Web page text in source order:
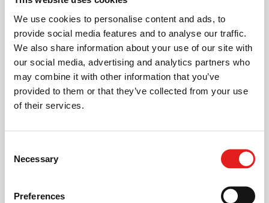
We use cookies to personalise content and ads, to
provide social media features and to analyse our traffic.
We also share information about your use of our site with
our social media, advertising and analytics partners who
may combine it with other information that you’ve
provided to them or that they’ve collected from your use
of their services.
Selection
Necessary
Preferences
Werkstück-Schwingdurchmesser und
Bearbeitungsprozesstoleranzen.
Achsen: A / B / A+B.
3 Be-/Entlade-Optionen
Beladung über Gantry, über eines in die
Maschinenkonstruktion integrierten Beladers.